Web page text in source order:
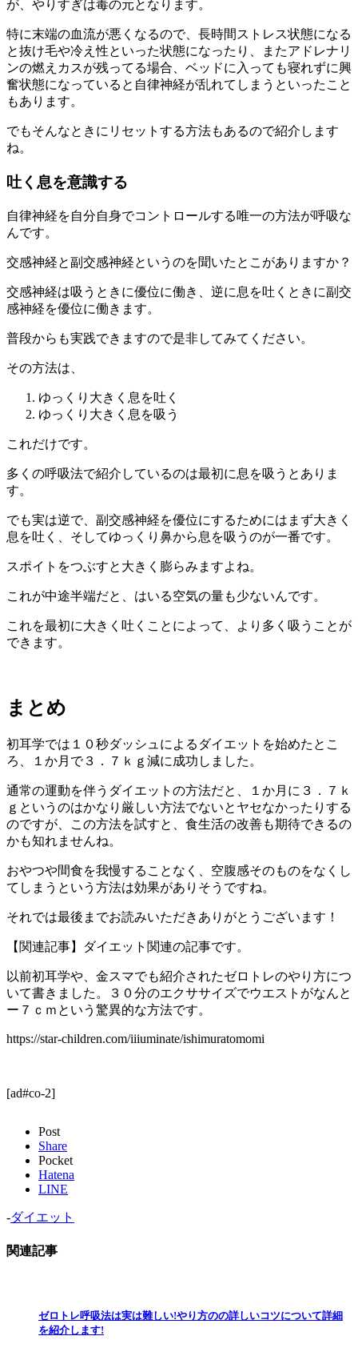
が、やりすぎは毒の元となります。
特に末端の血流が悪くなるので、長時間ストレス状態になる
と抜け毛や冷え性といった状態になったり、またアドレナリ
ンの燃えカスが残ってる場合、ベッドに入っても寝れずに興
奮状態になっていると自律神経が乱れてしまうといったこと
もあります。
でもそんなときにリセットする方法もあるので紹介します
ね。
吐く息を意識する
自律神経を自分自身でコントロールする唯一の方法が呼吸な
んです。
交感神経と副交感神経というのを聞いたとこがありますか？
交感神経は吸うときに優位に働き、逆に息を吐くときに副交
感神経を優位に働きます。
普段からも実践できますので是非してみてください。
その方法は、
ゆっくり大きく息を吐く
ゆっくり大きく息を吸う
これだけです。
多くの呼吸法で紹介しているのは最初に息を吸うとありま
す。
でも実は逆で、副交感神経を優位にするためにはまず大きく
息を吐く、そしてゆっくり鼻から息を吸うのが一番です。
スポイトをつぶすと大きく膨らみますよね。
これが中途半端だと、はいる空気の量も少ないんです。
これを最初に大きく吐くことによって、より多く吸うことが
できます。
まとめ
初耳学では１０秒ダッシュによるダイエットを始めたとこ
ろ、１か月で３．７ｋｇ減に成功しました。
通常の運動を伴うダイエットの方法だと、１か月に３．７ｋ
ｇというのはかなり厳しい方法でないとヤセなかったりする
のですが、この方法を試すと、食生活の改善も期待できるの
かも知れませんね。
おやつや間食を我慢することなく、空腹感そのものをなくし
てしまうという方法は効果がありそうですね。
それでは最後までお読みいただきありがとうございます！
【関連記事】ダイエット関連の記事です。
以前初耳学や、金スマでも紹介されたゼロトレのやり方につ
いて書きました。３０分のエクササイズでウエストがなんと
ー７ｃｍという驚異的な方法です。
https://star-children.com/iiiuminate/ishimuratomomi
[ad#co-2]
Post
Share
Pocket
Hatena
LINE
-ダイエット
関連記事
ゼロトレ呼吸法は実は難しい!やり方のの詳しいコツについて詳細
を紹介します!